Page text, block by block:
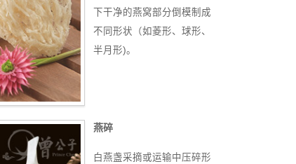
下干净的燕窝部分倒模制成
不同形状（如菱形、球形、
半月形)。
燕碎
白燕盏采摘或运输中压碎形